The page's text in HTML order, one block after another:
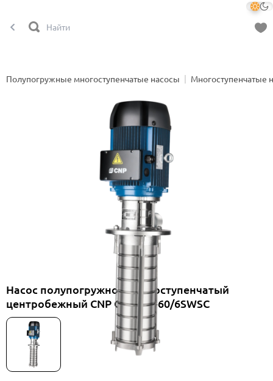
Полупогружные многоступенчатые насосы Многоступенчатые
Насос полупогружной многоступенчатый
центробежный CNP CDLKF4-60/6SWSC